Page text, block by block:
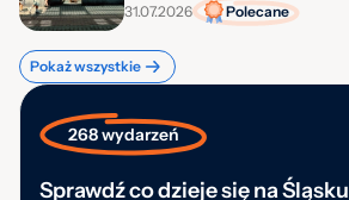
31.07.2026 Polecane
Pokaż wszystkie
268 wydarzeń
Sprawdź co dzieje się na Śląsku